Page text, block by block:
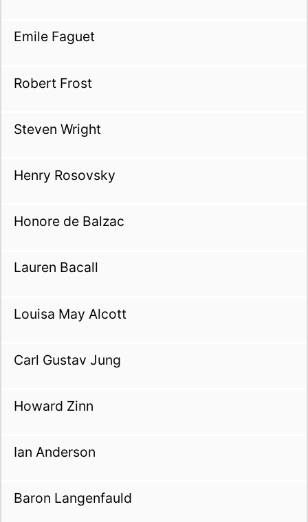
Emile Faguet
Robert Frost
Steven Wright
Henry Rosovsky
Honore de Balzac
Lauren Bacall
Louisa May Alcott
Carl Gustav Jung
Howard Zinn
Ian Anderson
Baron Langenfauld